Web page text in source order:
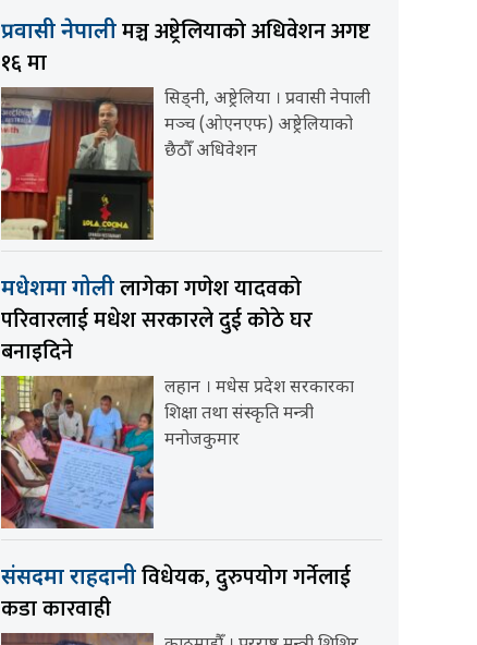
प्रवासी नेपालीमञ्च अष्ट्रेलियाको अधिवेशन अगष्ट
१६ मा
सिड्नी, अष्ट्रेलिया । प्रवासी नेपाली
मञ्च (ओएनएफ) अष्ट्रेलियाको
छैठौँ अधिवेशन
मधेशमा गोलीलागेका गणेश यादवको
परिवारलाई मधेश सरकारले दुई कोठे घर
बनाइदिने
लहान । मधेस प्रदेश सरकारका
शिक्षा तथा संस्कृति मन्त्री
मनोजकुमार
संसदमा राहदानीविधेयक, दुरुपयोग गर्नेलाई
कडा कारवाही